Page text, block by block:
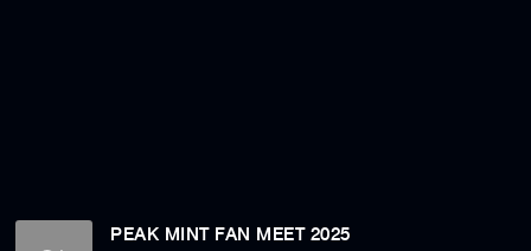
PEAK MINT FAN MEET 2025